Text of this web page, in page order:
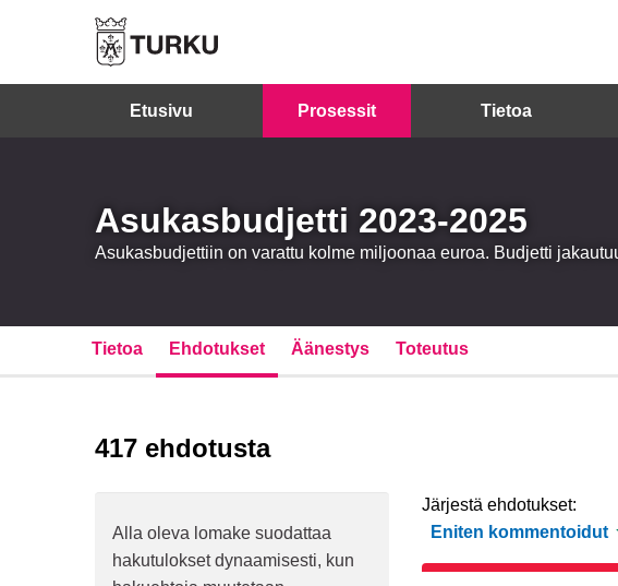
Etusivu Prosessit Tietoa
Asukasbudjetti 2023-2025
Asukasbudjettiin on varattu kolme miljoonaa euroa. Budjetti
Tietoa Ehdotukset Äänestys Toteutus
417 ehdotusta
Alla oleva lomake suodattaa
hakutulokset dynaamisesti, kun
Järjestä ehdotukset:
Eniten kommentoidut